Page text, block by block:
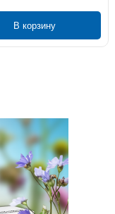
В корзину